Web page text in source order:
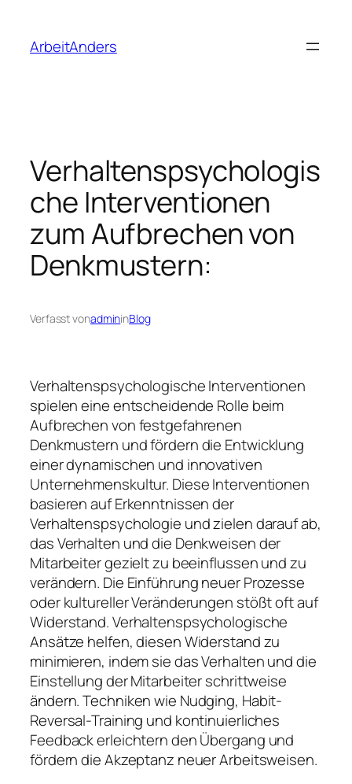
springen
ArbeitAnders
Verhaltenspsychologis
che Interventionen
zum Aufbrechen von
Denkmustern:
Verfasst vonadmininBlog
Verhaltenspsychologische Interventionen
spielen eine entscheidende Rolle beim
Aufbrechen von festgefahrenen
Denkmustern und fördern die Entwicklung
einer dynamischen und innovativen
Unternehmenskultur. Diese Interventionen
basieren auf Erkenntnissen der
Verhaltenspsychologie und zielen darauf ab,
das Verhalten und die Denkweisen der
Mitarbeiter gezielt zu beeinflussen und zu
verändern. Die Einführung neuer Prozesse
oder kultureller Veränderungen stößt oft auf
Widerstand. Verhaltenspsychologische
Ansätze helfen, diesen Widerstand zu
minimieren, indem sie das Verhalten und die
Einstellung der Mitarbeiter schrittweise
ändern. Techniken wie Nudging, Habit-
Reversal-Training und kontinuierliches
Feedback erleichtern den Übergang und
fördern die Akzeptanz neuer Arbeitsweisen.